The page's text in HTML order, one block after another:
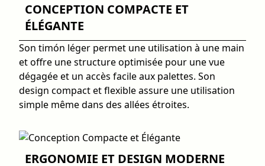
CONCEPTION COMPACTE ET
ÉLÉGANTE
Son timón léger permet une utilisation à une main
et offre une structure optimisée pour une vue
dégagée et un accès facile aux palettes. Son
design compact et flexible assure une utilisation
simple même dans des allées étroites.
ERGONOMIE ET DESIGN MODERNE